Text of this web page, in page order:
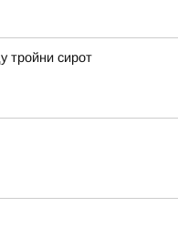
тройни сирот